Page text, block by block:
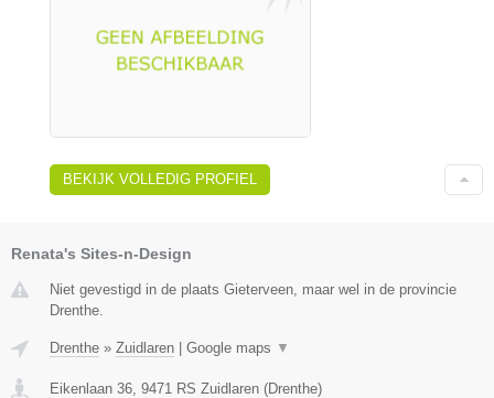
BEKIJK VOLLEDIG PROFIEL
Renata's Sites-n-Design
Niet gevestigd in de plaats Gieterveen, maar wel in de provincie
Drenthe.
Drenthe » Zuidlaren Google maps ▼
Eikenlaan 36 9471 RS Zuidlaren (Drenthe)